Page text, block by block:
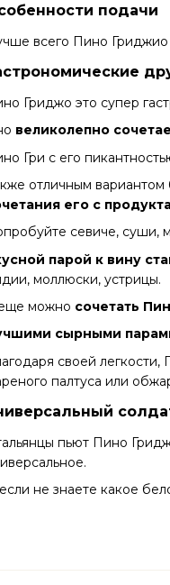
подачи
всего Пино Гриджио
Гриджо это супер
великолепно
Гри с его
отличным вариантом
его с
севиче, суши,
парой к вину
моллюски, устрицы.
можно сочетать
сырными
своей
палтуса или
пьют Пино
не знаете какое